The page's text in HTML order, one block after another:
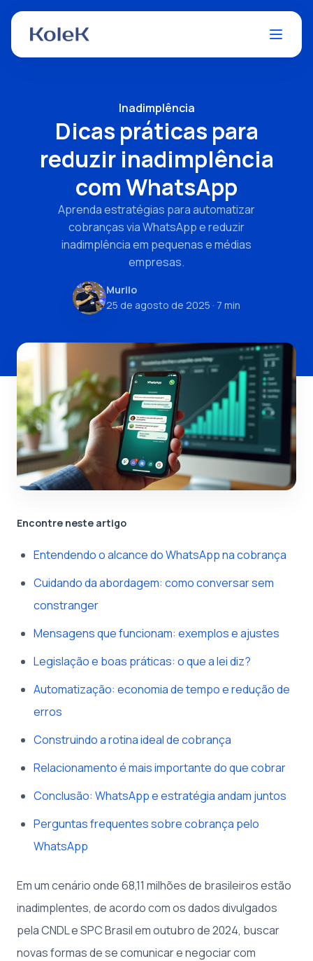
Inadimplência
Dicas práticas para
reduzir inadimplência
com WhatsApp
Aprenda estratégias para automatizar
cobranças via WhatsApp e reduzir
inadimplência em pequenas e médias
empresas.
Murilo
25 de agosto de 2025 · 7 min
Encontre neste artigo
Entendendo o alcance do WhatsApp na cobrança
Cuidando da abordagem: como conversar sem
constranger
Mensagens que funcionam: exemplos e ajustes
Legislação e boas práticas: o que a lei diz?
Automatização: economia de tempo e redução de
erros
Construindo a rotina ideal de cobrança
Relacionamento é mais importante do que cobrar
Conclusão: WhatsApp e estratégia andam juntos
Perguntas frequentes sobre cobrança pelo
WhatsApp
Em um cenário onde 68,11 milhões de brasileiros estão
inadimplentes, de acordo com os dados divulgados
pela CNDL e SPC Brasil em outubro de 2024, buscar
novas formas de se comunicar e negociar com